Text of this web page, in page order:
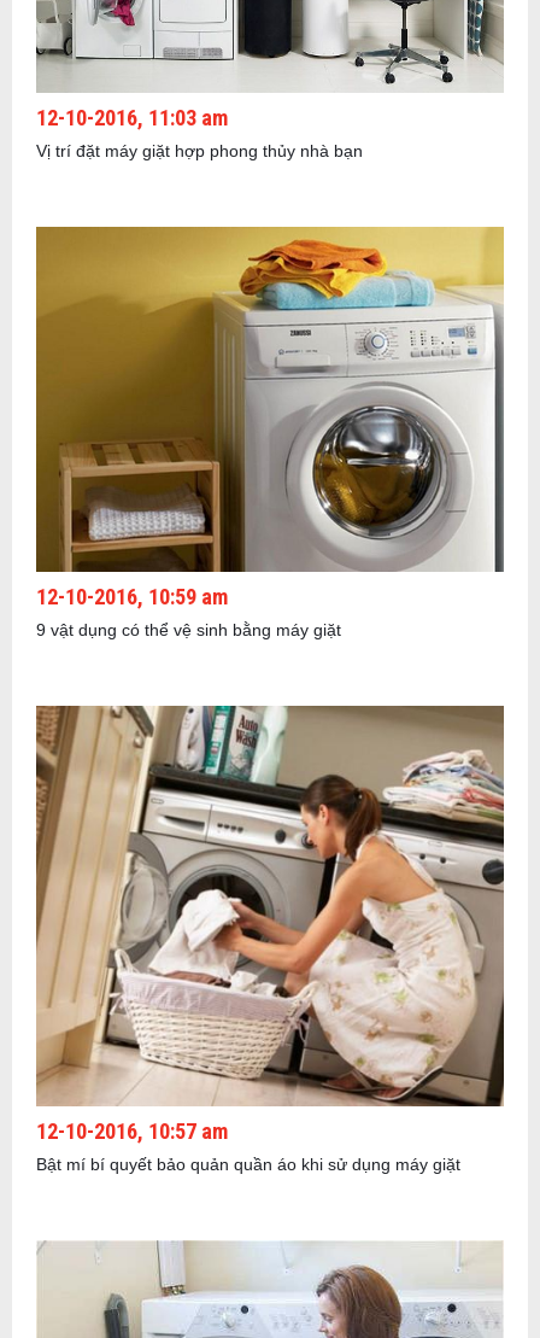
12-10-2016, 11:03 am
Vị trí đặt máy giặt hợp phong thủy nhà bạn
12-10-2016, 10:59 am
9 vật dụng có thể vệ sinh bằng máy giặt
12-10-2016, 10:57 am
Bật mí bí quyết bảo quản quần áo khi sử dụng máy giặt